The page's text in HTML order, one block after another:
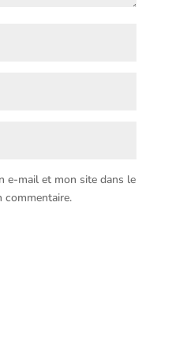
e-mail et mon site dans le
commentaire.